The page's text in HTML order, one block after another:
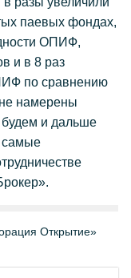
паевых фондах,
ОПИФ,
и в 8 раз
по сравнению
намерены
будем и дальше
самые
Открытие»